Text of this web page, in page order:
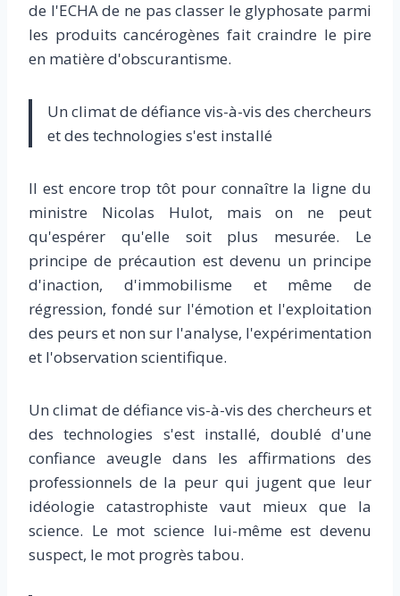
de l'ECHA de ne pas classer le glyphosate parmi
les produits cancérogènes fait craindre le pire
en matière d'obscurantisme.
Un climat de défiance vis-à-vis des chercheurs
et des technologies s'est installé
Il est encore trop tôt pour connaître la ligne du
ministre Nicolas Hulot, mais on ne peut
qu'espérer qu'elle soit plus mesurée. Le
principe de précaution est devenu un principe
d'inaction, d'immobilisme et même de
régression, fondé sur l'émotion et l'exploitation
des peurs et non sur l'analyse, l'expérimentation
et l'observation scientifique.
Un climat de défiance vis-à-vis des chercheurs et
des technologies s'est installé, doublé d'une
confiance aveugle dans les affirmations des
professionnels de la peur qui jugent que leur
idéologie catastrophiste vaut mieux que la
science. Le mot science lui-même est devenu
suspect, le mot progrès tabou.